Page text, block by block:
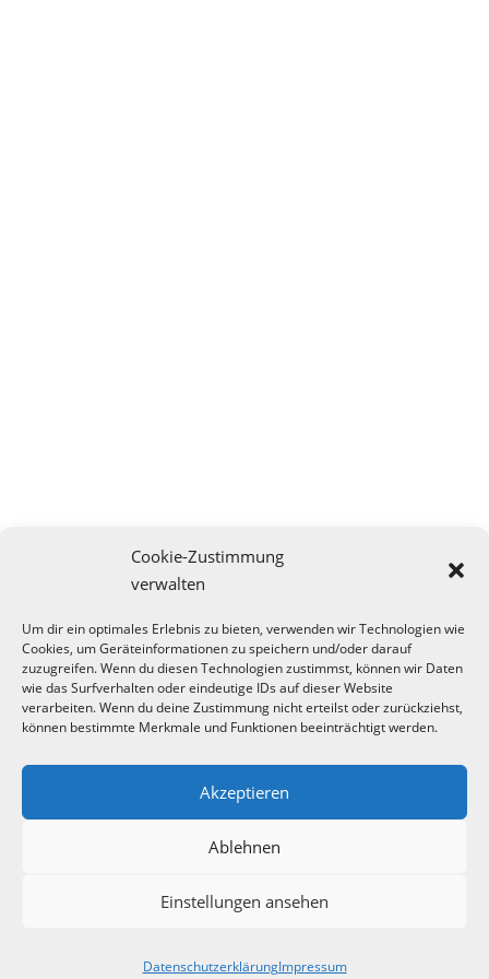
Cookie-Zustimmung
verwalten
Um dir ein optimales Erlebnis zu bieten, verwenden wir Technologien wie
Cookies, um Geräteinformationen zu speichern und/oder darauf
zuzugreifen. Wenn du diesen Technologien zustimmst, können wir Daten
wie das Surfverhalten oder eindeutige IDs auf dieser Website
verarbeiten. Wenn du deine Zustimmung nicht erteilst oder zurückziehst,
können bestimmte Merkmale und Funktionen beeinträchtigt werden.
Akzeptieren
Ablehnen
Einstellungen ansehen
DatenschutzerklärungImpressum